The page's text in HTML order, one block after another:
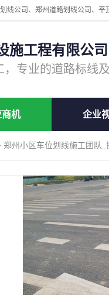
施工程有限公司
机 企业
郑州小区车位划线施工团队_